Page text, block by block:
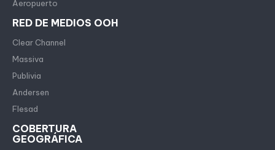
Aeropuerto
RED DE MEDIOS OOH
Clear Channel
Massiva
Publivia
Andersen
Flesad
COBERTURA
GEOGRÁFICA